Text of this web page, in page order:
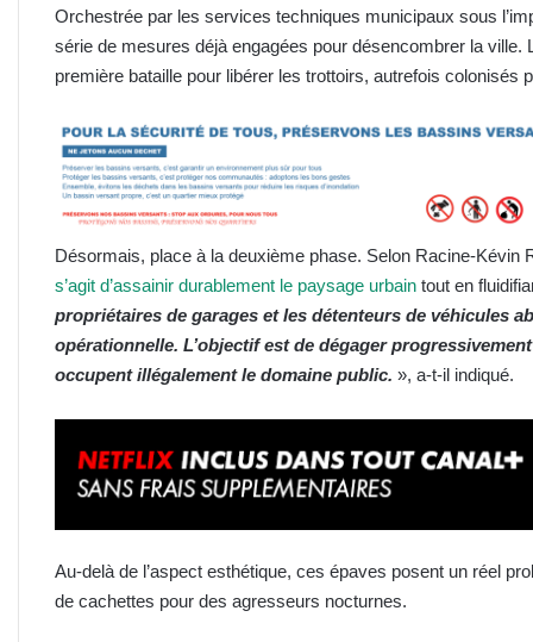
Orchestrée par les services techniques municipaux sous
série de mesures déjà engagées pour désencombrer la
première bataille pour libérer les trottoirs, autrefois
Désormais, place à la deuxième phase. Selon Racine-
s’agit d’assainir durablement le paysage urbain tout en
propriétaires de garages et les détenteurs de véhicules
opérationnelle. L’objectif est de dégager
occupent illégalement le domaine public. », a-t-il indiqué.
Au-delà de l’aspect esthétique, ces épaves posent un réel
de cachettes pour des agresseurs nocturnes.